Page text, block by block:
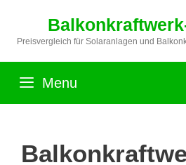
springen
Preisvergleich für Solaranlagen und
Menu